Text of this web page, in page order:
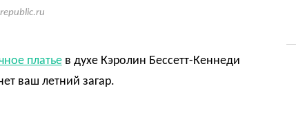
платьев духе Кэролин Бессетт-Кеннеди
ваш летний загар.